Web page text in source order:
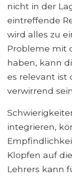
nicht in der
eintreffende
wird alles zu
Probleme mit
haben, kann
es relevant ist
verwirrend
integrieren,
Klopfen auf
Lehrers kann